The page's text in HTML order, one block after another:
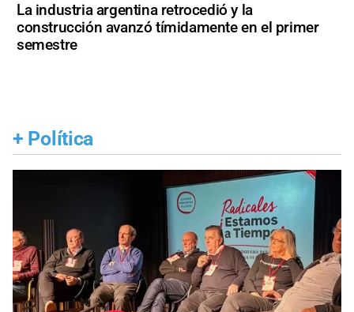
La industria argentina retrocedió y la
construcción avanzó tímidamente en el primer
semestre
+ Política